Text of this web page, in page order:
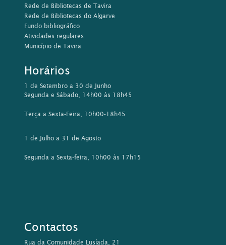
Rede de Bibliotecas de Tavira
Rede de Bibliotecas do Algarve
Fundo bibliográfico
Atividades regulares
Município de Tavira
Horários
1 de Setembro a 30 de Junho
Segunda e Sábado, 14h00 às 18h45
Terça a Sexta-Feira, 10h00-18h45
1 de Julho a 31 de Agosto
Segunda a Sexta-feira, 10h00 às 17h15
Contactos
Rua da Comunidade Lusíada, 21